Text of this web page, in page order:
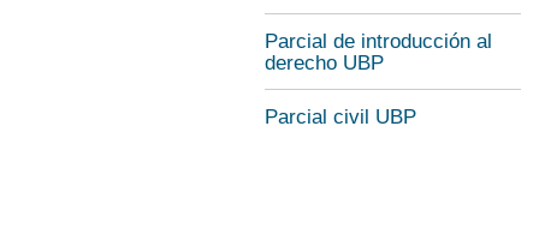
Parcial de introducción al
derecho UBP
Parcial civil UBP